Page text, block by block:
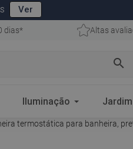
S Ver
dias* Altas
search
Iluminação Jardim
termostática para banheira,